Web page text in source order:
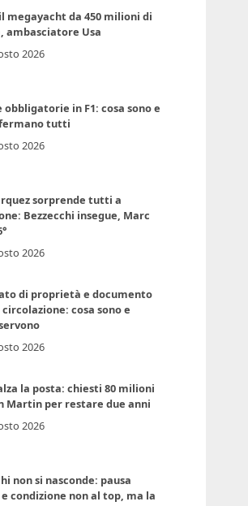
megayacht da 450 milioni di
ambasciatore Usa
2026
obbligatorie in F1: cosa sono e
tutti
2026
sorprende tutti a
Bezzecchi insegue, Marc
2026
di proprietà e documento
cosa sono e
2026
la posta: chiesti 80 milioni
Martin per restare due anni
2026
non si nasconde: pausa
condizione non al top, ma la